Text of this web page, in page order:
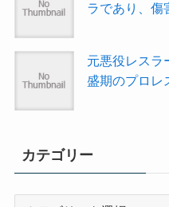
ラであり、傷
元悪役レス
盛期のプロレ
カテゴリー